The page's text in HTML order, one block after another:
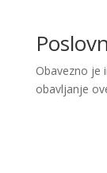
Obavezno je
obavljanje